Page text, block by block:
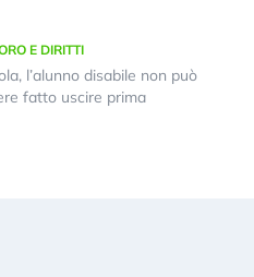
E DIRITTI
l’alunno disabile non può
fatto uscire prima